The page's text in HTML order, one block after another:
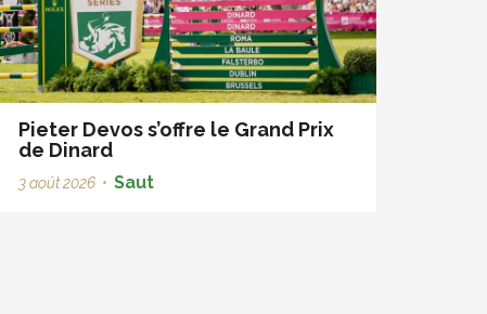
Pieter Devos s’offre le Grand Prix
de Dinard
3 août 2026 • Saut